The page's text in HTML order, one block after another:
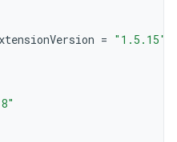
= "1.5.15"